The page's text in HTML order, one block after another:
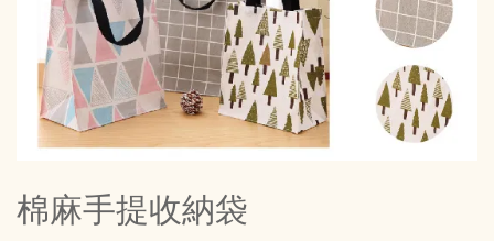
棉麻手提收納袋